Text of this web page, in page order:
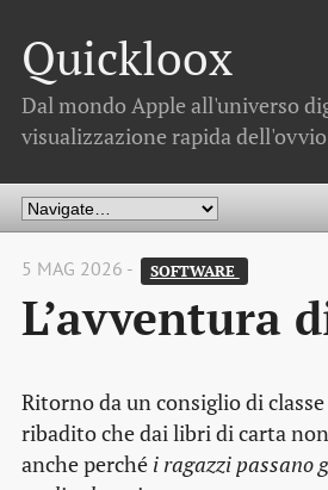
Quickloox
Dal mondo Apple all'universo
visualizzazione rapida dell'ovvio
5 MAG 2026 - SOFTWARE
L’avventura
Ritorno da un consiglio di
ribadito che dai libri di carta
anche perché i ragazzi passano